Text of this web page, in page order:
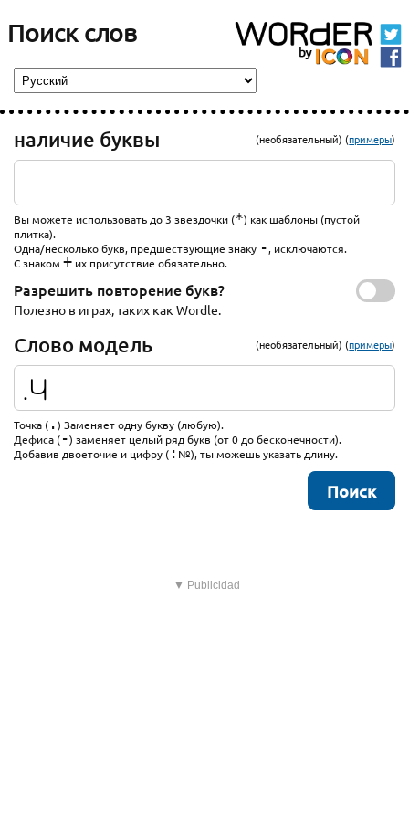
Поиск слов
наличие буквы (необязательный) (примеры)
Вы можете использовать до 3 звездочки (*) как шаблоны (пустой
плитка).
Одна/несколько букв, предшествующие знаку -, исключаются.
С знаком +их присутствие обязательно.
Разрешить повторение букв?
Полезно в играх, таких как Wordle.
Слово модель (необязательный) (примеры)
Точка (.) Заменяет одну букву (любую).
Дефиса (-) заменяет целый ряд букв (от 0 до бесконечности).
Добавив двоеточие и цифру (: №), ты можешь указать длину.
▼ Publicidad